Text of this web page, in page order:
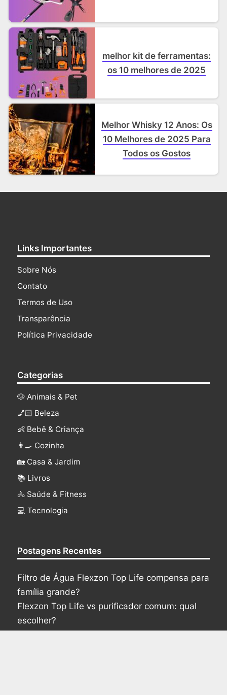
melhor kit de ferramentas:
os 10 melhores de 2025
Melhor Whisky 12 Anos: Os
10 Melhores de 2025 Para
Todos os Gostos
Links Importantes
Sobre Nós
Contato
Termos de Uso
Transparência
Política Privacidade
Categorias
🐶 Animais & Pet
💅🏻 Beleza
👶 Bebê & Criança
👨‍🍳 Cozinha
🏡 Casa & Jardim
📚 Livros
🚴 Saúde & Fitness
‍💻 Tecnologia
Postagens Recentes
Filtro de Água Flexzon Top Life compensa para
família grande?
Flexzon Top Life vs purificador comum: qual
escolher?